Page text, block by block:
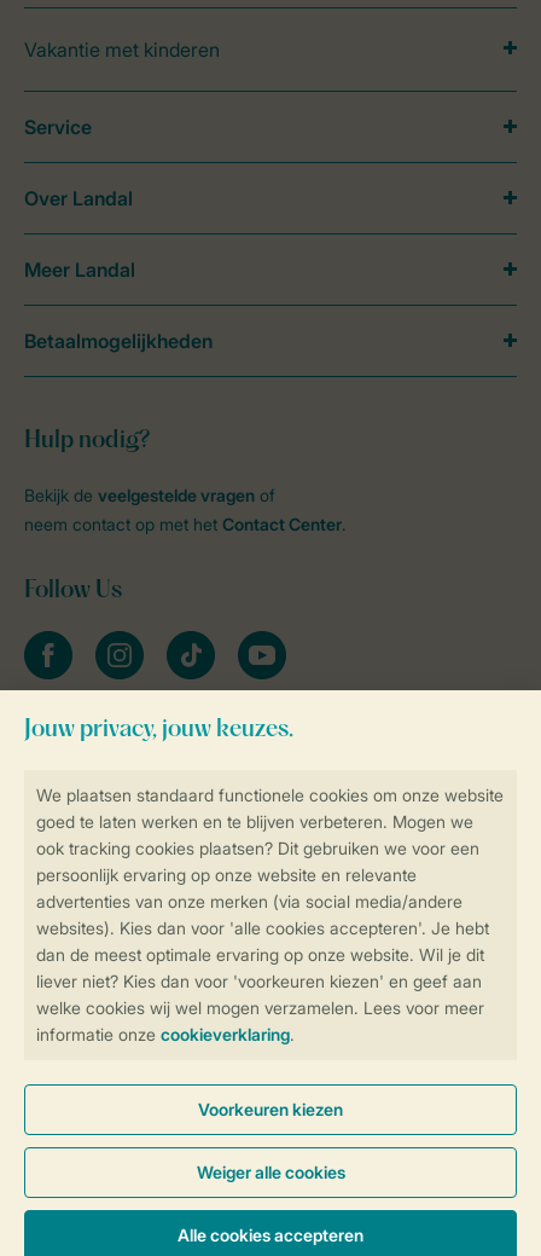
Controle over jouw gegevens &
Instellingen wijzigen
Veilig en snel online boeken
Veilige gegevensoverdracht
Veilige betaling
Vakantie met kinderen
Hulp nodig?
Bekijk de veelgestelde vragen of
neem contact op met het Contact Center.
Follow Us
facebookinstagramtiktok youtube
Blijf op de hoogte
Service
Over Landal
Meer Landal
Betaalmogelijkheden
Algemene Voorwaarden Privacy Notice
Cookies en banners
Toegankelijkheid © 2026 Landal